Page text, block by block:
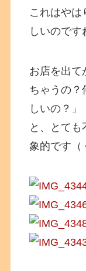
これはやは
しいのです
お店を出て
ちゃうの？
しいの？」
と、とて
象的です（